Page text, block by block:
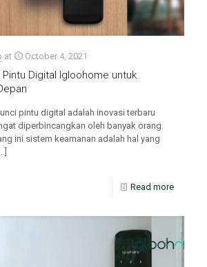
at October 4, 2021
Digital Igloohome untuk
pintu digital adalah inovasi terbaru
diperbincangkan oleh banyak orang.
ini sistem keamanan adalah hal yang
Read more